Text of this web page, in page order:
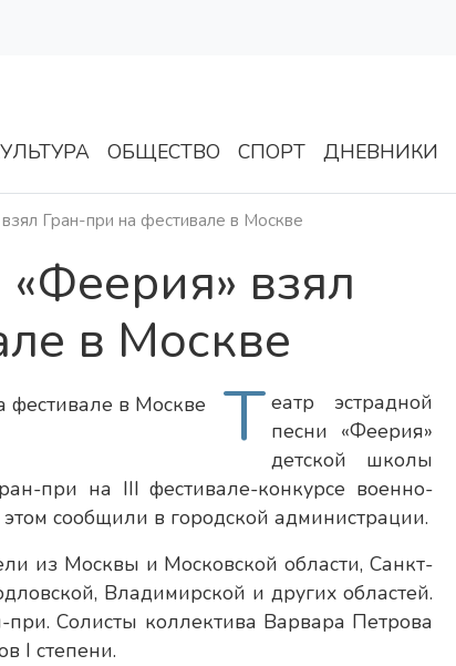
ОБЩЕСТВО СПОРТ ДНЕВНИКИ
Гран-при на фестивале в Москве
взял
в Москве
Т еатр эстрадной
песни «Феерия»
детской школы
при на III фестивале-конкурсе военно-
сообщили в городской администрации.
из Москвы и Московской области, Санкт-
Владимирской и других областей.
Солисты коллектива Варвара Петрова
I степени.